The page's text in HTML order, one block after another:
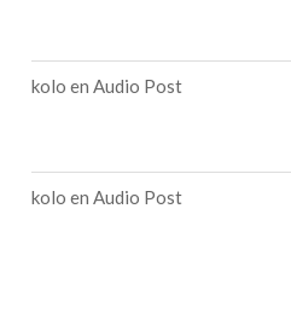
kolo en Audio Post
kolo en Audio Post